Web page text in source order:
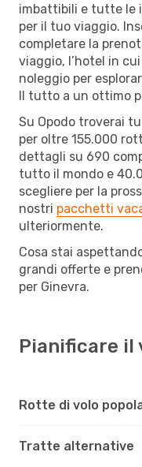
imbattibili e tutte le
per il tuo viaggio.
completare la
viaggio, l’hotel in
noleggio per
Il tutto a un ottimo
Su Opodo troverai
per oltre 155.000
dettagli su 690
tutto il mondo e
scegliere per la
nostri pacchetti
ulteriormente.
Cosa stai
grandi offerte e
per Ginevra.
Pianificare il
Rotte di volo
Tratte alternative